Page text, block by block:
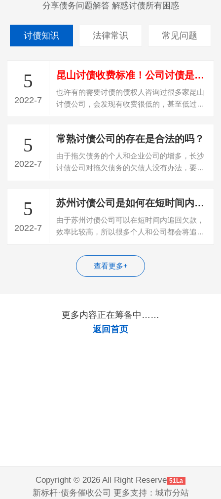
分享债务问题解答 解惑讨债所有困惑
讨债知识 法律常识 常见问题
5
2022-7
昆山讨债收费标准！公司讨债是怎么收费？
也许有的需要讨债的债权人咨询过很多家昆山
讨债公司，会发现有收费很低的，甚至低过
5
2022-7
常熟讨债公司的存在是合法的吗？
由于拖欠债务的个人和企业公司的增多，长沙
讨债公司对拖欠债务的欠债人没有办法，要不
5
2022-7
苏州讨债公司是如何在短时间内追回债务的？
由于苏州讨债公司可以在短时间内追回欠款，
效率比较高，所以很多个人和公司都会将追回
查看更多+
更多内容正在筹备中……
返回首页
Copyright © 2026 All Right Reserve 51La
新标杆·债务催收公司 更多支持： 城市分站